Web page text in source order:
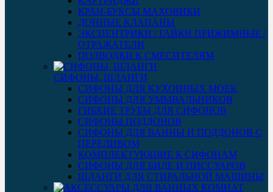
КРАН-БУКСЫ МАХОВИКИ
ДОННЫЕ КЛАПАНЫ
ЭКСЦЕНТРИКИ / ГАЙКИ ПРИЖИМНЫЕ /
ОТРАЖАТЕЛИ
ПОДВОДКИ К СМЕСИТЕЛЯМ
СИФОНЫ, ШЛАНГИ
СИФОНЫ ДЛЯ КУХОННЫХ МОЕК
СИФОНЫ ДЛЯ УМЫВАЛЬНИКОВ
ГИБКИЕ ТРУБЫ ДЛЯ СИФОНОВ
СИФОНЫ ПОДДОНОВ
СИФОНЫ ДЛЯ ВАННЫ И ПОДДОНОВ С
ПЕРЕЛИВОМ
КОМПЛЕКТУЮЩИЕ К СИФОНАМ
СИФОНЫ ДЛЯ БИДЕ И ПИССУАРОВ
ШЛАНГИ ДЛЯ СТИРАЛЬНОЙ МАШИНЫ